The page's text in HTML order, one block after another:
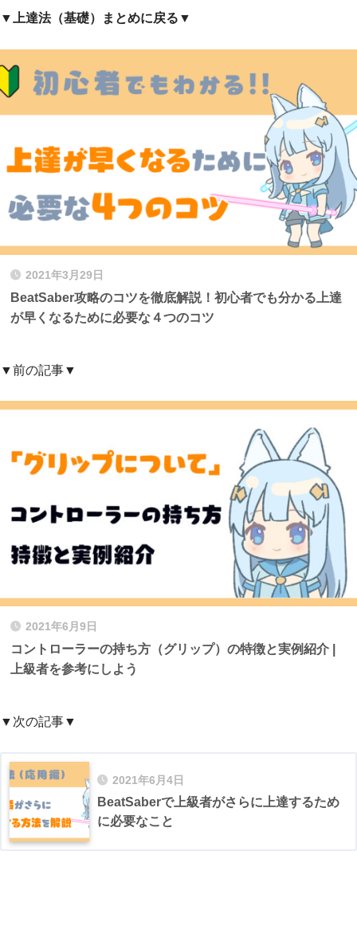
▼上達法（基礎）まとめに戻る▼
2021年3月29日
BeatSaber攻略のコツを徹底解説！初心者でも分かる上達
が早くなるために必要な４つのコツ
▼前の記事▼
2021年6月9日
コントローラーの持ち方（グリップ）の特徴と実例紹介 |
上級者を参考にしよう
▼次の記事▼
2021年6月4日
BeatSaberで上級者がさらに上達するため
に必要なこと